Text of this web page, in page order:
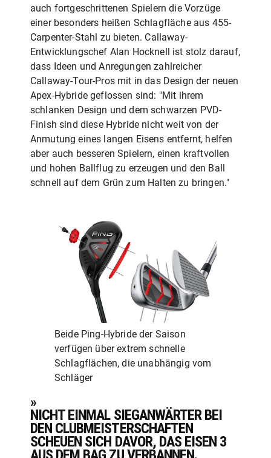
auch fortgeschrittenen Spielern die Vorzüge
einer besonders heißen Schlagfläche aus 455-
Carpenter-Stahl zu bieten. Callaway-
Entwicklungschef Alan Hocknell ist stolz darauf,
dass Ideen und Anregungen zahlreicher
Callaway-Tour-Pros mit in das Design der neuen
Apex-Hybride geflossen sind: "Mit ihrem
schlanken Design und dem schwarzen PVD-
Finish sind diese Hybride nicht weit von der
Anmutung eines langen Eisens entfernt, helfen
aber auch besseren Spielern, einen kraftvollen
und hohen Ballflug zu erzeugen und den Ball
schnell auf dem Grün zum Halten zu bringen."
Beide Ping-Hybride der Saison
verfügen über extrem schnelle
Schlagflächen, die unabhängig vom
Schläger
»
NICHT EINMAL SIEGANWÄRTER BEI
DEN CLUBMEISTERSCHAFTEN
SCHEUEN SICH DAVOR, DAS EISEN 3